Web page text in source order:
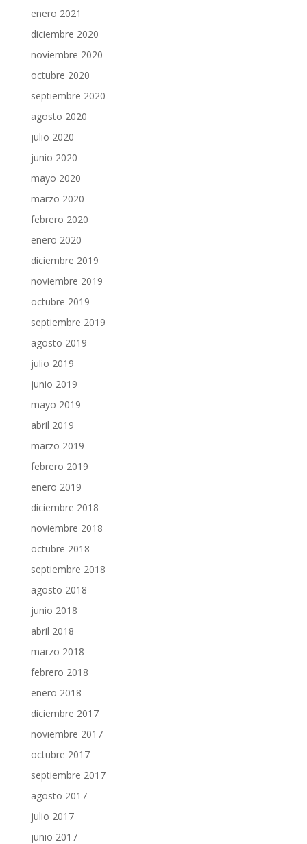
enero 2021
diciembre 2020
noviembre 2020
octubre 2020
septiembre 2020
agosto 2020
julio 2020
junio 2020
mayo 2020
marzo 2020
febrero 2020
enero 2020
diciembre 2019
noviembre 2019
octubre 2019
septiembre 2019
agosto 2019
julio 2019
junio 2019
mayo 2019
abril 2019
marzo 2019
febrero 2019
enero 2019
diciembre 2018
noviembre 2018
octubre 2018
septiembre 2018
agosto 2018
junio 2018
abril 2018
marzo 2018
febrero 2018
enero 2018
diciembre 2017
noviembre 2017
octubre 2017
septiembre 2017
agosto 2017
julio 2017
junio 2017